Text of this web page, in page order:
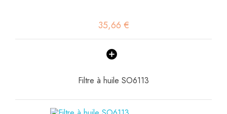
35,66 €
Filtre à huile SO6113